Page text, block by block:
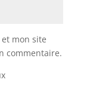
mon site
commentaire.